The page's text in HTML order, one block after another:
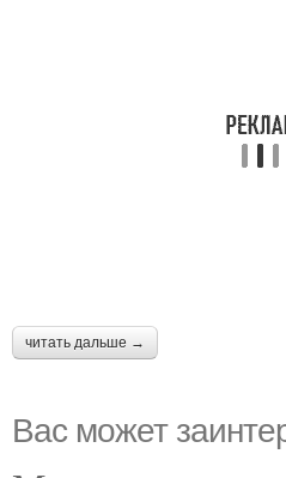
читать дальше →
Вас может